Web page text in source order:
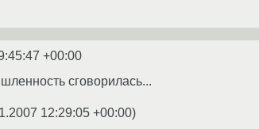
+00:00
сговорилась...
12:29:05 +00:00)